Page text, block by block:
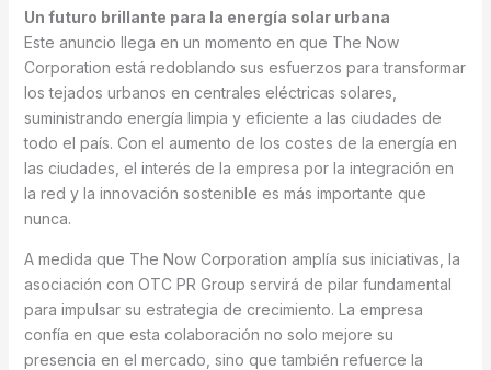
Un futuro brillante para la energía solar urbana
Este anuncio llega en un momento en que The Now
Corporation está redoblando sus esfuerzos para transformar
los tejados urbanos en centrales eléctricas solares,
suministrando energía limpia y eficiente a las ciudades de
todo el país. Con el aumento de los costes de la energía en
las ciudades, el interés de la empresa por la integración en
la red y la innovación sostenible es más importante que
nunca.
A medida que The Now Corporation amplía sus iniciativas, la
asociación con OTC PR Group servirá de pilar fundamental
para impulsar su estrategia de crecimiento. La empresa
confía en que esta colaboración no solo mejore su
presencia en el mercado, sino que también refuerce la